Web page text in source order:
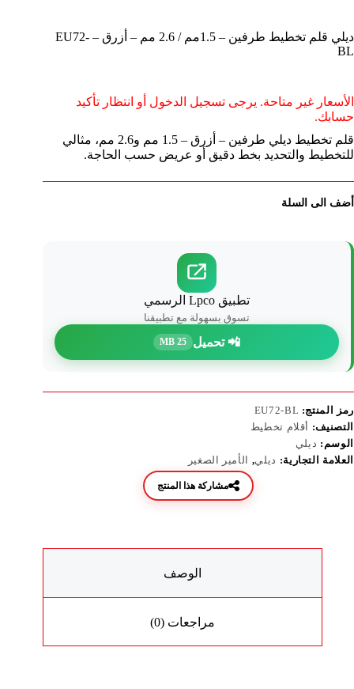
ديلي قلم تخطيط طرفين – 1.5مم / 2.6 مم – أزرق – EU72-
BL
الأسعار غير متاحة. يرجى تسجيل الدخول أو انتظار تأكيد
حسابك.
قلم تخطيط ديلي طرفين – أزرق – 1.5 مم و2.6 مم، مثالي
للتخطيط والتحديد بخط دقيق أو عريض حسب الحاجة.
أضف الى السلة
تطبيق Lpco الرسمي
تسوق بسهولة مع تطبيقنا
📲 تحميل 25 MB
رمز المنتج: EU72-BL
التصنيف: أقلام تخطيط
الوسم: ديلي
العلامة التجارية: ديلي, الأمير الصغير
مشاركة هذا المنتج
الوصف
مراجعات (0)